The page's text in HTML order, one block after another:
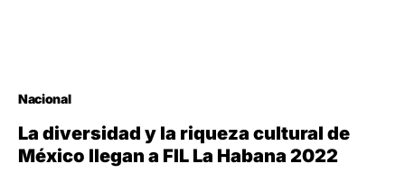
Nacional
La diversidad y la riqueza cultural de
México llegan a FIL La Habana 2022